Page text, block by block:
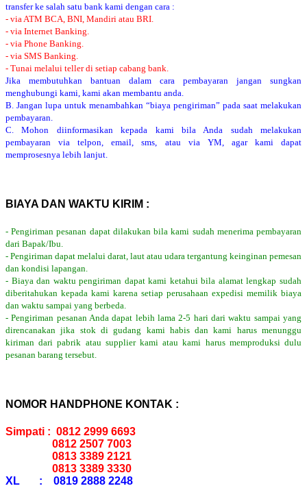
transfer ke salah satu bank kami dengan cara :
- via ATM BCA, BNI, Mandiri atau BRI.
- via Internet Banking.
- via Phone Banking.
- via SMS Banking.
- Tunai melalui teller di setiap cabang bank.
Jika membutuhkan bantuan dalam cara pembayaran jangan sungkan
menghubungi kami, kami akan membantu anda.
B. Jangan lupa untuk menambahkan “biaya pengiriman” pada saat melakukan
pembayaran.
C. Mohon diinformasikan kepada kami bila Anda sudah melakukan
pembayaran via telpon, email, sms, atau via YM, agar kami dapat
memprosesnya lebih lanjut.
BIAYA DAN WAKTU KIRIM :
- Pengiriman pesanan dapat dilakukan bila kami sudah menerima pembayaran
dari Bapak/Ibu.
- Pengiriman dapat melalui darat, laut atau udara tergantung keinginan pemesan
dan kondisi lapangan.
- Biaya dan waktu pengiriman dapat kami ketahui bila alamat lengkap sudah
diberitahukan kepada kami karena setiap perusahaan expedisi memilik biaya
dan waktu sampai yang berbeda.
- Pengiriman pesanan Anda dapat lebih lama 2-5 hari dari waktu sampai yang
direncanakan jika stok di gudang kami habis dan kami harus menunggu
kiriman dari pabrik atau supplier kami atau kami harus memproduksi dulu
pesanan barang tersebut.
NOMOR HANDPHONE KONTAK :
Simpati : 0812 2999 6693
0812 2507 7003
0813 3389 2121
0813 3389 3330
XL : 0819 2888 2248